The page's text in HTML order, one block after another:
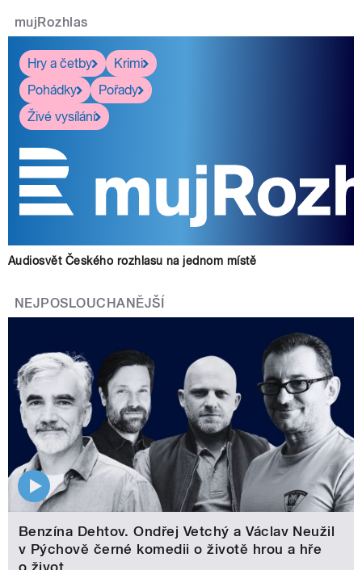
mujRozhlas
Hry a četby
Krimi
Pohádky
Pořady
Živé vysílání
Audiosvět Českého rozhlasu na jednom místě
NEJPOSLOUCHANĚJŠÍ
Benzína Dehtov. Ondřej Vetchý a Václav Neužil
v Pýchově černé komedii o životě hrou a hře
o život